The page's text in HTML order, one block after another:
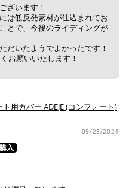
ざいます！
は低反発素材が仕込まれてお
とで、今後のライディングが
だいたようでよかったです！
お願いいたします！
用カバー ADEJE (コンフォート)
09/25/2024